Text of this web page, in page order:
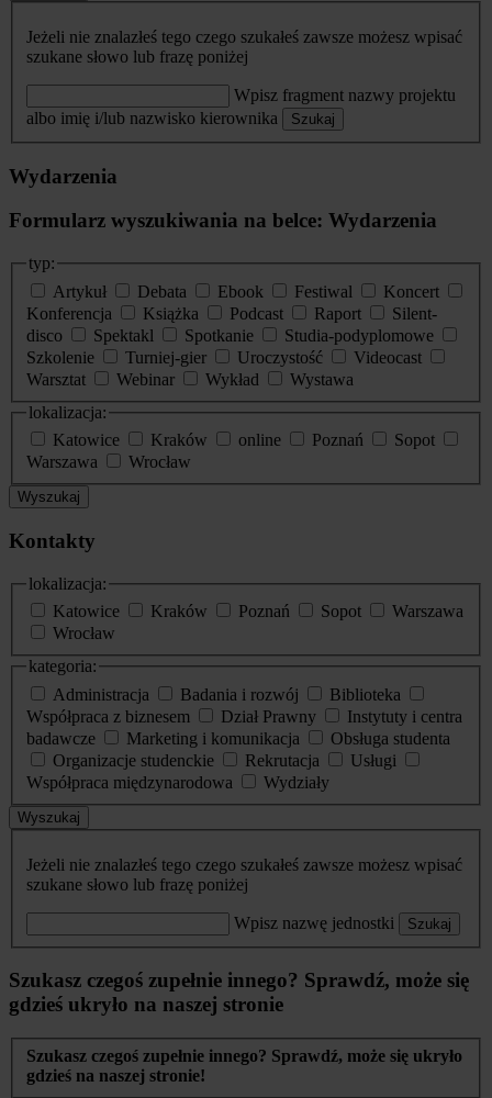
Jeżeli nie znalazłeś tego czego szukałeś zawsze możesz wpisać
szukane słowo lub frazę poniżej
Wpisz fragment nazwy projektu
albo imię i/lub nazwisko kierownika
Szukaj
Wydarzenia
Formularz wyszukiwania na belce: Wydarzenia
typ:
Artykuł
Debata Ebook Festiwal
Koncert
Konferencja
Książka Podcast Raport
Silent-
disco
Spektakl Spotkanie
Studia-podyplomowe
Szkolenie
Turniej-gier Uroczystość
Videocast
Warsztat
Webinar Wykład
Wystawa
lokalizacja:
Katowice
Kraków online Poznań
Sopot
Warszawa
Wrocław
Wyszukaj
Kontakty
lokalizacja:
Katowice
Kraków Poznań Sopot
Warszawa
Wrocław
kategoria:
Administracja
Badania i rozwój
Biblioteka
Współpraca z biznesem
Dział Prawny
Instytuty i centra
badawcze
Marketing i komunikacja
Obsługa studenta
Organizacje studenckie
Rekrutacja
Usługi
Współpraca międzynarodowa
Wydziały
Wyszukaj
Jeżeli nie znalazłeś tego czego szukałeś zawsze możesz wpisać
szukane słowo lub frazę poniżej
Wpisz nazwę jednostki Szukaj
Szukasz czegoś zupełnie innego? Sprawdź, może się
gdzieś ukryło na naszej stronie
Szukasz czegoś zupełnie innego? Sprawdź, może się ukryło
gdzieś na naszej stronie!